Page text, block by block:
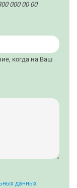
000 00 00
когда на Ваш
данных